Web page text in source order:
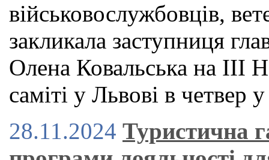
військовослужбовців,
закликала заступниця
Олена Ковальська на ІІІ
саміті у Львові в четвер
28.11.2024 Туристична